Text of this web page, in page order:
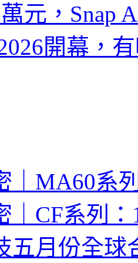
元，Snap
開幕，
｜MA60系
｜CF系列：
五月份全球